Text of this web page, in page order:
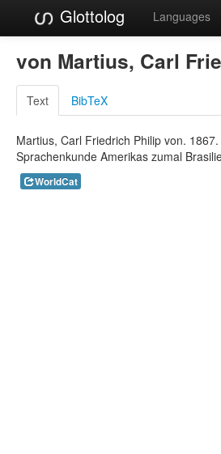
Glottolog Languages
von Martius, Carl
Text BibTeX
Martius, Carl Friedrich Philip von.
Sprachenkunde Amerikas zumal
WorldCat